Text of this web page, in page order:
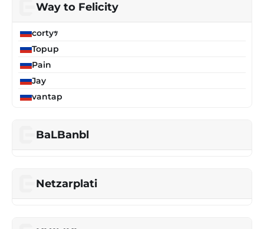
Way to Felicity
cortyｯ
Topup
Pain
Jay
vantap
BaLBanbl
Netzarplati